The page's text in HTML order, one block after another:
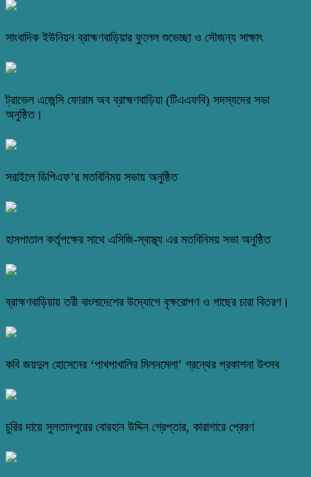
সাংবাদিক ইউনিয়ন ব্রাহ্মণবাড়িয়ার ফুলেল শুভেচ্ছা ও সৌজন্য সাক্ষাৎ
ট্রাভেল এজেন্সি ফোরাম অব ব্রাহ্মণবাড়িয়া (টিএএফবি) সদস্যদের সভা
অনুষ্ঠিত।
সরাইলে ডিপিএফ’র মতবিনিময় সভায় অনুষ্ঠিত
হাসপাতাল কর্তৃপক্ষের সাথে এসিজি-স্বাস্থ্য এর মতবিনিময় সভা অনুষ্ঠিত
ব্রাহ্মণবাড়িয়ায় তরী বাংলাদেশের উদ্যোগে বৃক্ষরোপণ ও গাছের চারা বিতরণ।
কবি জয়দুল হোসেনের ‘পাখপাখালির মিলনমেলা’ গ্রন্থের প্রকাশনা উৎসব
চুরির দায়ে সুলতানপুরের বোরহান উদ্দিন গ্রেপ্তার, কারাগারে প্রেরণ